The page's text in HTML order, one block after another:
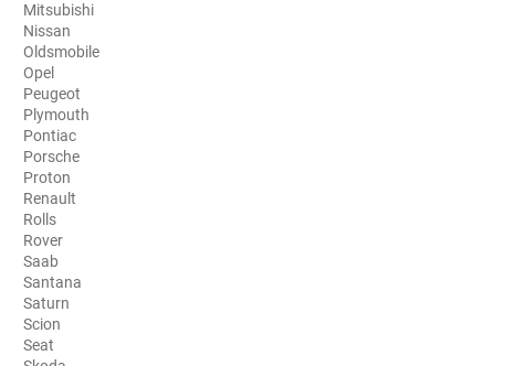
Byd
Cadillac
Changan
Chevrolet
Chrysler
Citroën
Cupra
Dacia
Mitsubishi
Nissan
Oldsmobile
Opel
Peugeot
Plymouth
Pontiac
Porsche
Proton
Renault
Rolls
Rover
Saab
Santana
Saturn
Scion
Seat